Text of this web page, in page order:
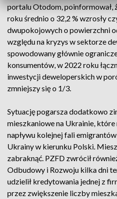
portalu Otodom, poinformował,
roku średnio o 32,2 % wzrosły
dwupokojowych o powierzchni
względu na kryzys w sektorze
spowodowany głównie
konsumentów, w 2022 roku
inwestycji deweloperskich w
zmniejszy się o 1/3.
Sytuację pogarsza dodatkowo
mieszkaniowe na Ukrainie,
napływu kolejnej fali
Ukrainy w kierunku Polski.
zabraknąć. PZFD zwrócił
Odbudowy i Rozwoju kilka dni
udzielił kredytowania jednej z
przez zwiększenie liczby